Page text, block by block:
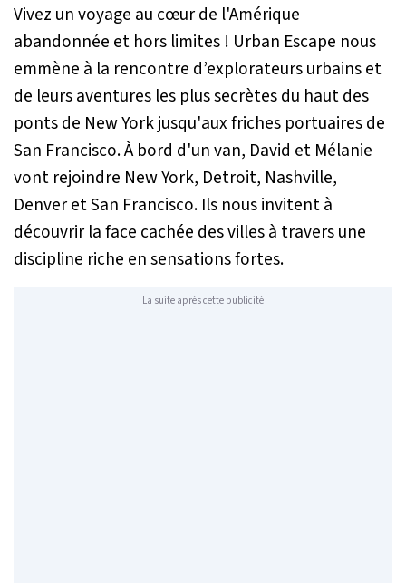
Vivez un voyage au cœur de l'Amérique
abandonnée et hors limites ! Urban Escape nous
emmène à la rencontre d’explorateurs urbains et
de leurs aventures les plus secrètes du haut des
ponts de New York jusqu'aux friches portuaires de
San Francisco. À bord d'un van, David et Mélanie
vont rejoindre New York, Detroit, Nashville,
Denver et San Francisco. Ils nous invitent à
découvrir la face cachée des villes à travers une
discipline riche en sensations fortes.
La suite après cette publicité